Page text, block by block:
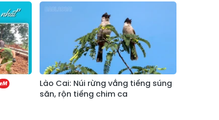
Xã Mường
Xã Bản Lầu
Xã Cao Sơn
Xã Si Ma Cai
Xã Sín Chéng
Xã Nậm Xé
Xã Ngũ Chỉ
Sơn
Xã Chế Tạo
Lào Cai: Núi rừng vắng tiếng súng
săn, rộn tiếng chim ca